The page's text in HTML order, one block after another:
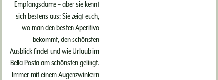
Empfangsdame – aber sie kennt
sich bestens aus: Sie zeigt euch,
wo man den besten Aperitivo
bekommt, den schönsten
Ausblick findet und wie Urlaub im
Bella Posta am schönsten gelingt.
Immer mit einem Augenzwinkern
Wie aus dem Post
Victoria das Bella
Posta wurde
Seit dem 27. März 2026 ist das